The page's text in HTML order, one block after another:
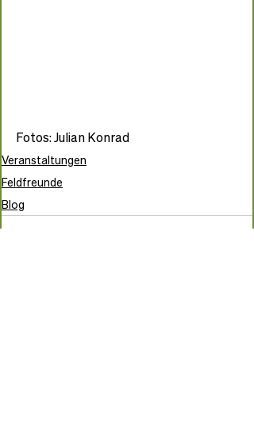
Fotos: Julian Konrad
Veranstaltungen
Feldfreunde
Blog